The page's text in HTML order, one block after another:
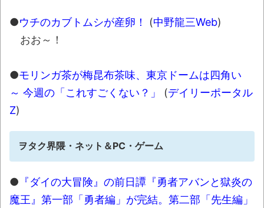
●ウチのカブトムシが産卵！ (中野龍三Web)
おお～！
●モリンガ茶が梅昆布茶味、東京ドームは四角い
～ 今週の「これすごくない？」
(デイリーポータル
Z)
ヲタク界隈・ネット＆PC・ゲーム
● 『ダイの大冒険』の前日譚『勇者アバンと獄炎の
魔王』第一部「勇者編」が完結。第二部「先生編」